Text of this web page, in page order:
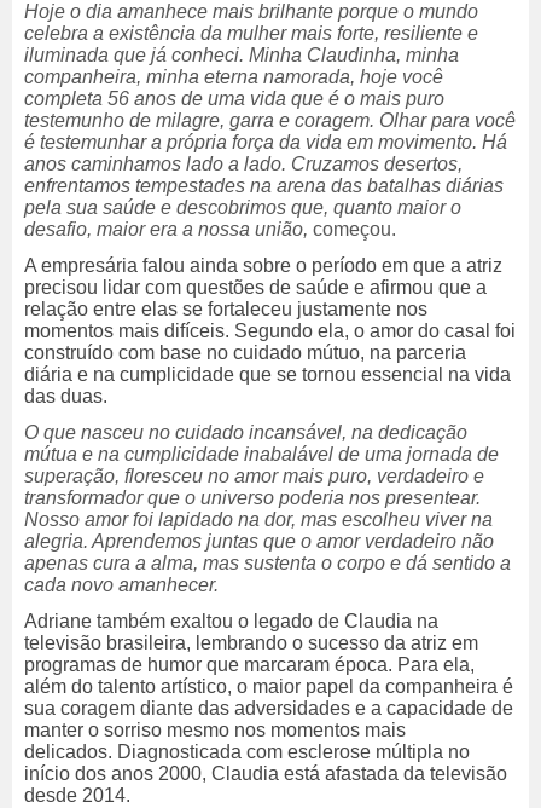
Hoje o dia amanhece mais brilhante porque o mundo
celebra a existência da mulher mais forte, resiliente e
iluminada que já conheci. Minha Claudinha, minha
companheira, minha eterna namorada, hoje você
completa 56 anos de uma vida que é o mais puro
testemunho de milagre, garra e coragem. Olhar para você
é testemunhar a própria força da vida em movimento. Há
anos caminhamos lado a lado. Cruzamos desertos,
enfrentamos tempestades na arena das batalhas diárias
pela sua saúde e descobrimos que, quanto maior o
desafio, maior era a nossa união, começou.
A empresária falou ainda sobre o período em que a atriz
precisou lidar com questões de saúde e afirmou que a
relação entre elas se fortaleceu justamente nos
momentos mais difíceis. Segundo ela, o amor do casal foi
construído com base no cuidado mútuo, na parceria
diária e na cumplicidade que se tornou essencial na vida
das duas.
O que nasceu no cuidado incansável, na dedicação
mútua e na cumplicidade inabalável de uma jornada de
superação, floresceu no amor mais puro, verdadeiro e
transformador que o universo poderia nos presentear.
Nosso amor foi lapidado na dor, mas escolheu viver na
alegria. Aprendemos juntas que o amor verdadeiro não
apenas cura a alma, mas sustenta o corpo e dá sentido a
cada novo amanhecer.
Adriane também exaltou o legado de Claudia na
televisão brasileira, lembrando o sucesso da atriz em
programas de humor que marcaram época. Para ela,
além do talento artístico, o maior papel da companheira é
sua coragem diante das adversidades e a capacidade de
manter o sorriso mesmo nos momentos mais
delicados. Diagnosticada com esclerose múltipla no
início dos anos 2000, Claudia está afastada da televisão
desde 2014.